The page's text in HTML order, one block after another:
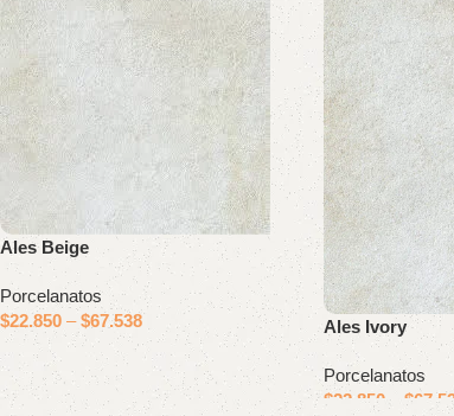
Ales Beige
Porcelanatos
$22.850 –$67.538 Ales Ivory
Porcelanatos
$22.850– $